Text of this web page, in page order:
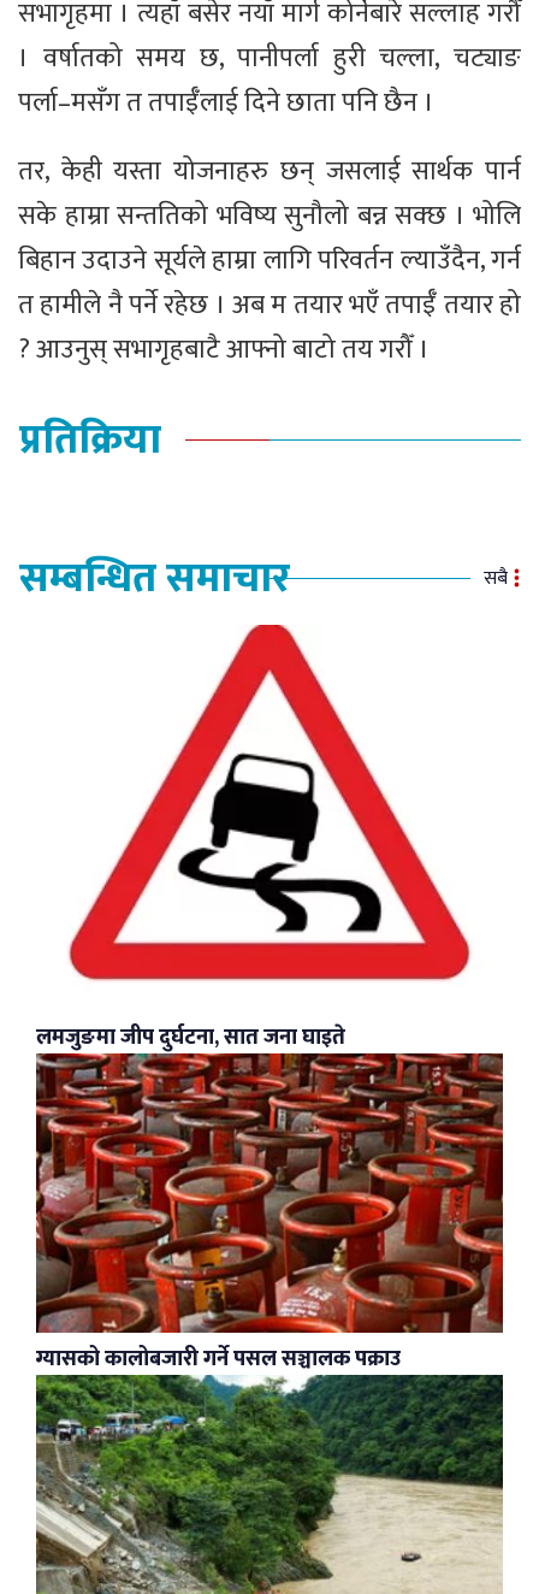
सभागृहमा । त्यहाँ बसेर नयाँ मार्ग कोर्नेबारे सल्लाह गरौँ
। वर्षातको समय छ, पानीपर्ला हुरी चल्ला, चट्याङ
पर्ला–मसँग त तपाईँलाई दिने छाता पनि छैन ।
तर, केही यस्ता योजनाहरु छन् जसलाई सार्थक पार्न
सके हाम्रा सन्ततिको भविष्य सुनौलो बन्न सक्छ । भोलि
बिहान उदाउने सूर्यले हाम्रा लागि परिवर्तन ल्याउँदैन, गर्न
त हामीले नै पर्ने रहेछ । अब म तयार भएँ तपाईँ तयार हो
? आउनुस् सभागृहबाटै आफ्नो बाटो तय गरौँ ।
प्रतिक्रिया
सम्बन्धित समाचार सबै
लमजुङमा जीप दुर्घटना, सात जना घाइते
ग्यासको कालोबजारी गर्ने पसल सञ्चालक पक्राउ